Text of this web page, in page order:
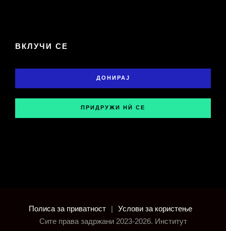
ВКЛУЧИ СЕ
ДОНИРАЈ
ПРИДРУЖИ НЍ СЕ
Полиса за приватност |
Услови за користење
Сите права задржани 2023-2026. Институт